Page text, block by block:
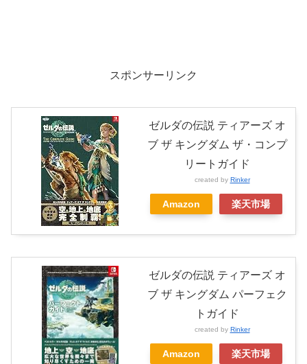
スポンサーリンク
ゼルダの伝説 ティアーズ オ
ブ ザ キングダム ザ・コンプ
リートガイド
created by Rinker
Amazon 楽天市場
ゼルダの伝説 ティアーズ オ
ブ ザ キングダム パーフェク
トガイド
created by Rinker
Amazon 楽天市場